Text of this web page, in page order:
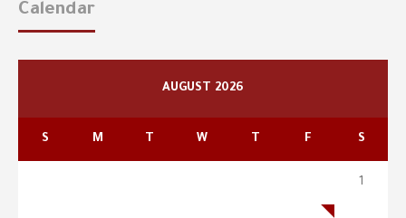
Calendar
AUGUST 2026
S M T W T F S
1